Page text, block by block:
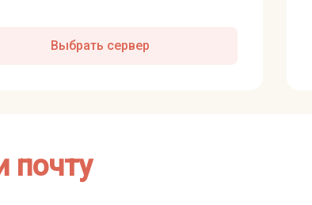
Выбрать сервер
почту